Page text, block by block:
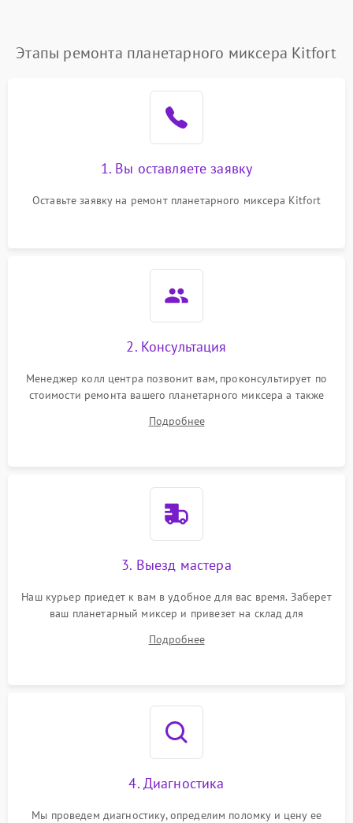
Этапы ремонта планетарного миксера Kitfort
1. Вы оставляете заявку
Оставьте заявку на ремонт планетарного миксера Kitfort
2. Консультация
Менеджер колл центра позвонит вам, проконсультирует по
стоимости ремонта вашего планетарного миксера а также
Подробнее
3. Выезд мастера
Наш курьер приедет к вам в удобное для вас время. Заберет
ваш планетарный миксер и привезет на склад для
Подробнее
4. Диагностика
Мы проведем диагностику, определим поломку и цену ее